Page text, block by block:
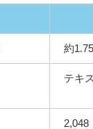
約
テキ